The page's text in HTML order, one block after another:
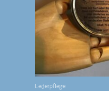
Lederpflege